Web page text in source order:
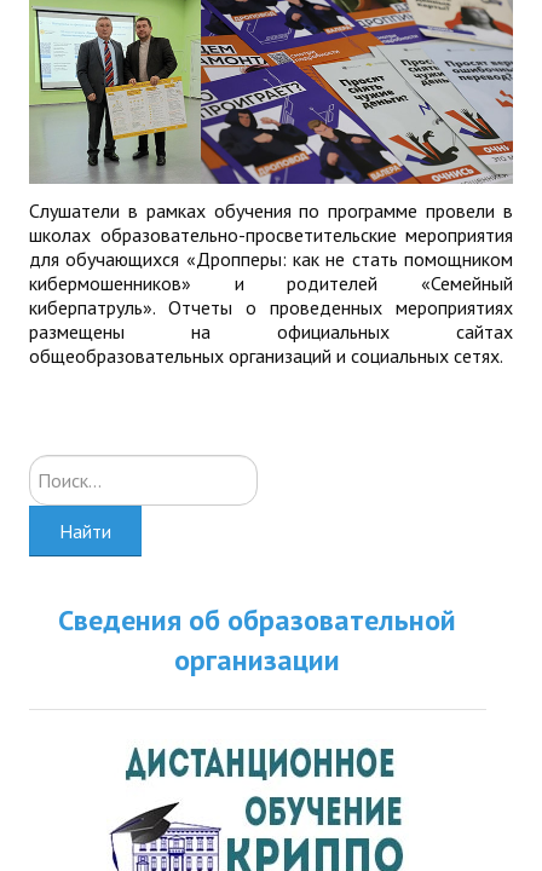
Слушатели в рамках обучения по программе провели в
школах образовательно-просветительские мероприятия
для обучающихся «Дропперы: как не стать помощником
кибермошенников» и родителей «Семейный
киберпатруль». Отчеты о проведенных мероприятиях
размещены на официальных сайтах
общеобразовательных организаций и социальных сетях.
Искать...
Найти
Сведения об образовательной
организации